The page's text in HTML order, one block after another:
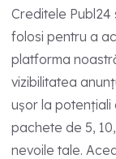
Creditele
folosi pentru a
platforma
vizibilitatea
ușor la potențiali
pachete de 5,
nevoile tale.